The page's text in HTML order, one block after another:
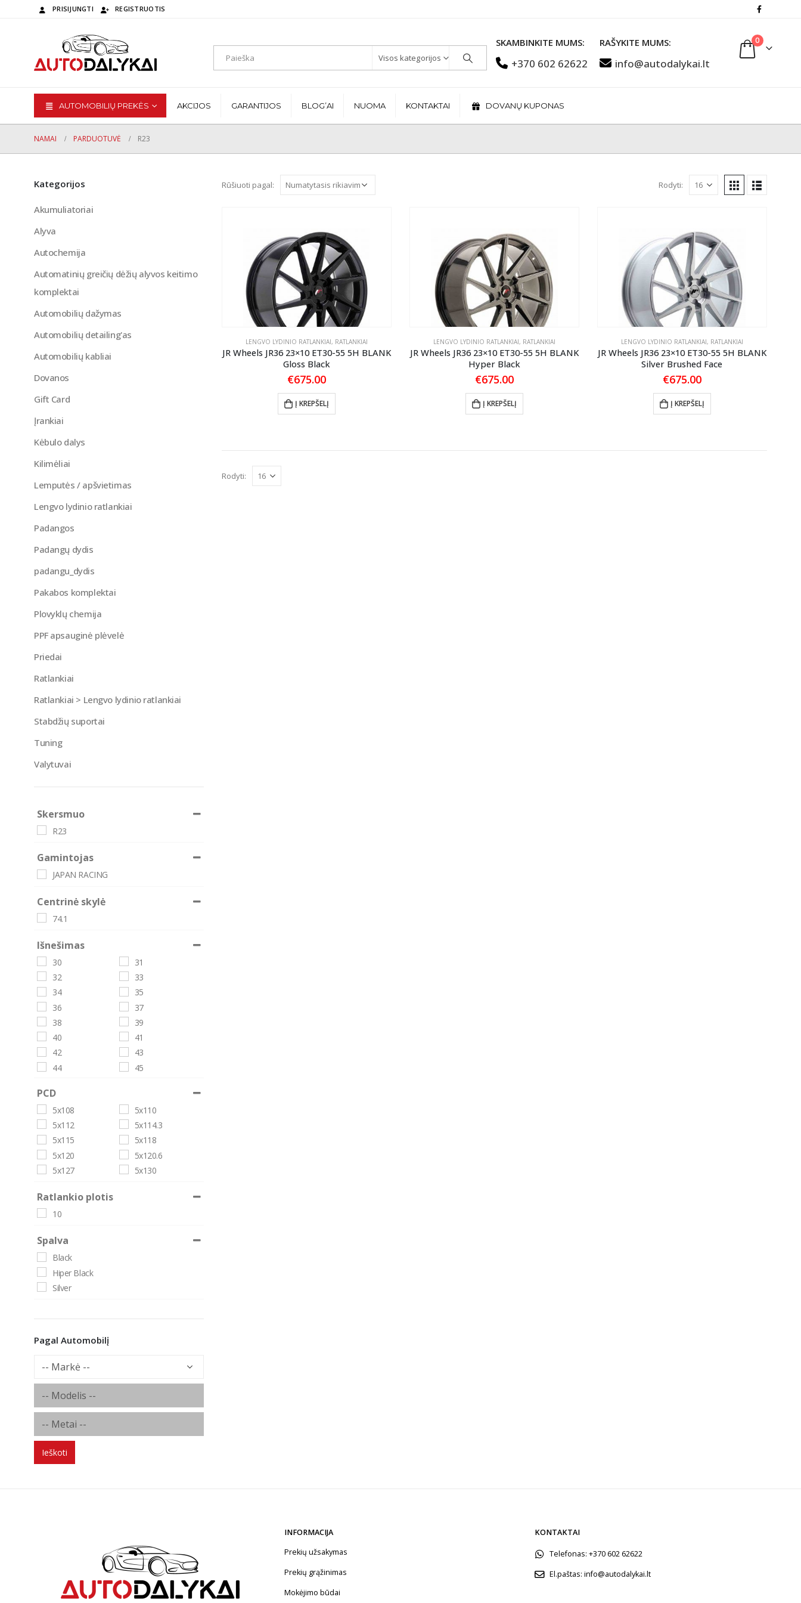
PRISIJUNGTI REGISTRUOTIS
Visos kategorijos
SKAMBINKITE MUMS:
+370 602 62622
RAŠYKITE MUMS:
info@autodalykai.lt
0
AUTOMOBILIŲ PREKĖS AKCIJOS GARANTIJOS BLOG’AI NUOMA KONTAKTAI DOVANŲ KUPONAS
NAMAI PARDUOTUVĖ R23
Rūšiuoti pagal: Rodyti:
LENGVO LYDINIO RATLANKIAI, RATLANKIAI
JR Wheels JR36 23×10 ET30-55 5H BLANK
Gloss Black
€675.00
Į KREPŠELĮ
LENGVO LYDINIO RATLANKIAI, RATLANKIAI
JR Wheels JR36 23×10 ET30-55 5H BLANK
Hyper Black
€675.00
Į KREPŠELĮ
LENGVO LYDINIO RATLANKIAI, RATLANKIAI
JR Wheels JR36 23×10 ET30-55 5H BLANK
Silver Brushed Face
€675.00
Į KREPŠELĮ
Rodyti:
Kategorijos
Akumuliatoriai
Alyva
Autochemija
Automatinių greičių dėžių alyvos keitimo
komplektai
Automobilių dažymas
Automobilių detailing'as
Automobilių kabliai
Dovanos
Gift Card
Įrankiai
Kėbulo dalys
Kilimėliai
Lemputės / apšvietimas
Lengvo lydinio ratlankiai
Padangos
Padangų dydis
padangu_dydis
Pakabos komplektai
Plovyklų chemija
PPF apsauginė plėvelė
Priedai
Ratlankiai
Ratlankiai > Lengvo lydinio ratlankiai
Stabdžių suportai
Tuning
Valytuvai
Skersmuo
R23
Gamintojas
JAPAN RACING
Centrinė skylė
74.1
Išnešimas
30
31
32
33
34
35
36
37
38
39
40
41
42
43
44
45
48
50
51
52
53
54
55
PCD
5x108
5x110
5x112
5x114.3
5x115
5x118
5x120
5x120.6
5x127
5x130
Ratlankio plotis
10
Spalva
Black
Hiper Black
Silver
Pagal Automobilį
Ieškoti
INFORMACIJA
Prekių užsakymas
Prekių grąžinimas
Mokėjimo būdai
KONTAKTAI
Telefonas: +370 602 62622
El.paštas: info@autodalykai.lt